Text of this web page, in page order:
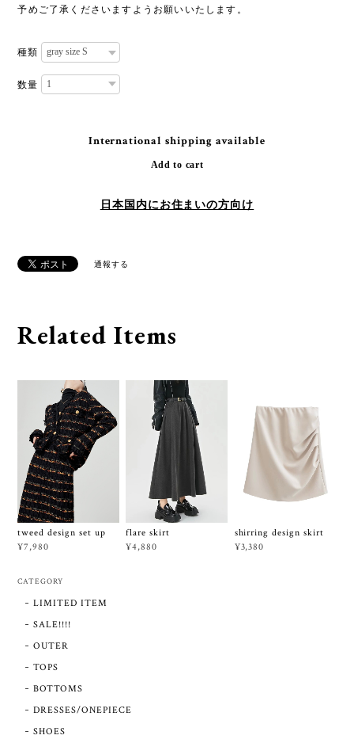
予めご了承くださいますようお願いいたします。
種類
数量
International shipping available
Add to cart
日本国内にお住まいの方向け
通報する
Related Items
tweed design set up
¥7,980
flare skirt
¥4,880
shirring design skirt
¥3,380
CATEGORY
LIMITED ITEM
SALE!!!!
OUTER
TOPS
BOTTOMS
DRESSES/ONEPIECE
SHOES